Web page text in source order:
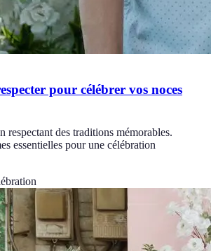
pour célébrer vos noces
respectant des traditions mémorables.
essentielles pour une célébration